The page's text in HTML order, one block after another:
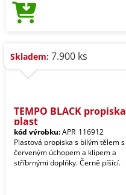
Skladem: 7.900 ks
TEMPO BLACK propiska
plast
kód výrobku:APR_116912
Plastová propiska s bílým tělem s
červeným úchopem a klipem a
stříbrnými doplňky. Černě píšící.